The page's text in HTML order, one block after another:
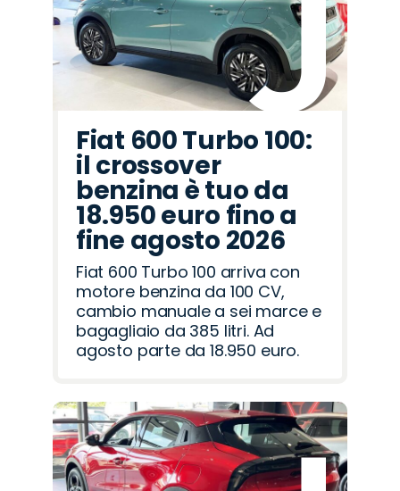
Rover
Romeo
Fiat 600 Turbo 100:
il crossover
benzina è tuo da
18.950 euro fino a
fine agosto 2026
Fiat 600 Turbo 100 arriva con
motore benzina da 100 CV,
cambio manuale a sei marce e
bagagliaio da 385 litri. Ad
agosto parte da 18.950 euro.